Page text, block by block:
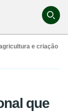
e criação
que